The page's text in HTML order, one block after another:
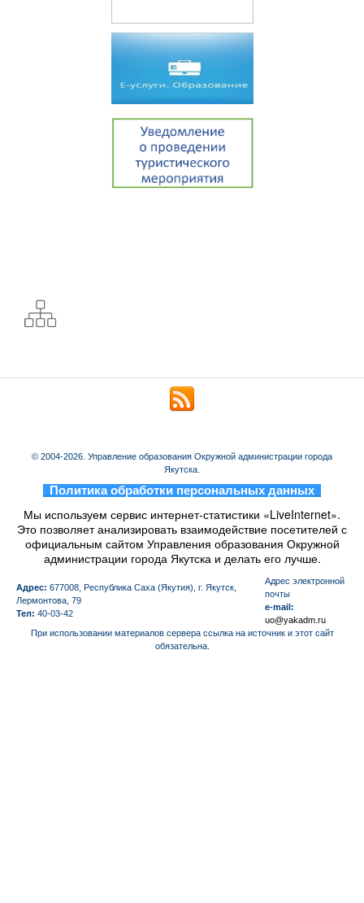
© 2004-2026. Управление образования Окружной администрации города
Якутска.
Политика обработки персональных данных
Мы используем сервис интернет-статистики «LiveInternet».
Это позволяет анализировать взаимодействие посетителей с
официальным сайтом Управления образования Окружной
администрации города Якутска и делать его лучше.
Адрес: 677008, Республика Саха (Якутия), г. Якутск,
Лермонтова, 79
Тел: 40-03-42
Aдрес электронной
почты
e-mail:
uo@yakadm.ru
При использовании материалов сервера ссылка на источник и этот сайт
обязательна.